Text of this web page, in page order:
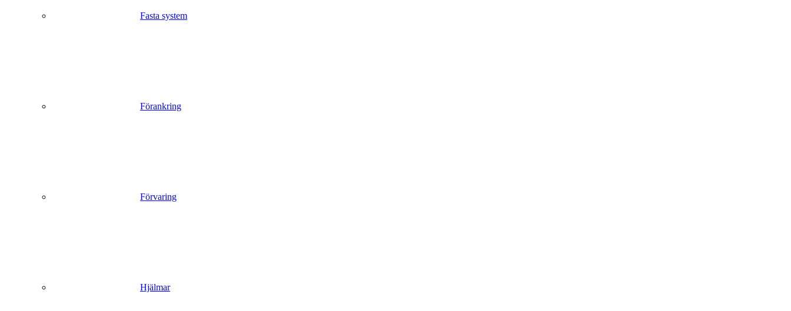
Fasta system
Förankring
Förvaring
Hjälmar